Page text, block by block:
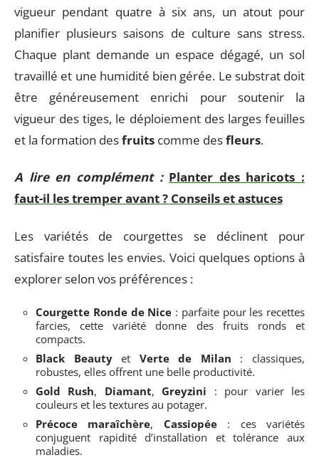
vigueur pendant quatre à six ans, un atout pour
planifier plusieurs saisons de culture sans stress.
Chaque plant demande un espace dégagé, un sol
travaillé et une humidité bien gérée. Le substrat doit
être généreusement enrichi pour soutenir la
vigueur des tiges, le déploiement des larges feuilles
et la formation desfruits comme desfleurs.
A lire en complément : Planter des haricots :
faut-il les tremper avant ? Conseils et astuces
Les variétés de courgettes se déclinent pour
satisfaire toutes les envies. Voici quelques options à
explorer selon vos préférences :
Courgette Ronde de Nice : parfaite pour les recettes
farcies, cette variété donne des fruits ronds et
compacts.
Black Beautyet Verte de Milan : classiques,
robustes, elles offrent une belle productivité.
Gold Rush, Diamant, Greyzini : pour varier les
couleurs et les textures au potager.
Précoce maraîchère, Cassiopée: ces variétés
conjuguent rapidité d’installation et tolérance aux
maladies.